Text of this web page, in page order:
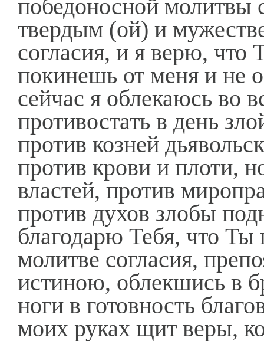
победоносной молитвы
твердым (ой) и
согласия, и я верю,
покинешь от меня и не
сейчас я облекаюсь во
противостать в день
против козней
против крови и плоти,
властей, против
против духов злобы
благодарю Тебя, что Ты
молитве согласия,
истиною, облекшись в
ноги в готовность
моих руках щит веры,